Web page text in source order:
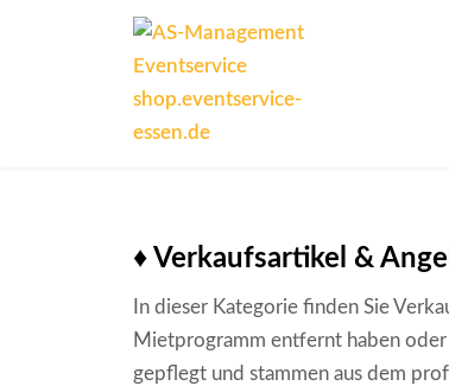
♦ Verkaufsartikel &
In dieser Kategorie finden Sie
Mietprogramm entfernt haben
gepflegt und stammen aus dem